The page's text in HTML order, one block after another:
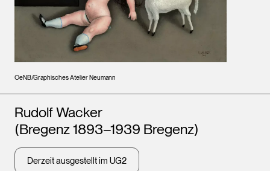
OeNB/Graphisches Atelier Neumann
Künstler*innen
Rudolf Wacker
(Bregenz 1893–1939 Bregenz)
Derzeit ausgestellt im UG2